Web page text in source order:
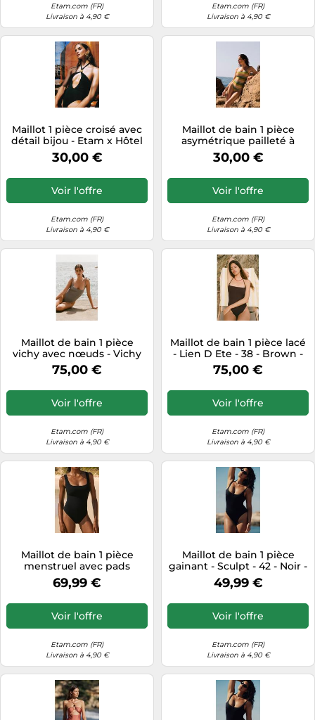
Etam.com (FR)
Livraison à 4,90 €
Etam.com (FR)
Livraison à 4,90 €
Maillot 1 pièce croisé avec
détail bijou - Etam x Hôtel
Mahfouf - Halo Swim - 36 -
Noir - Femme - Etam
30,00 €
Voir l'offre
Etam.com (FR)
Livraison à 4,90 €
Maillot de bain 1 pièce
asymétrique pailleté à
rayures - Zahara - 38 - Kaki -
Femme - Etam
30,00 €
Voir l'offre
Etam.com (FR)
Livraison à 4,90 €
Maillot de bain 1 pièce
vichy avec nœuds - Vichy
Plage - 38 - Marron Brun -
Femme - Etam
75,00 €
Voir l'offre
Etam.com (FR)
Livraison à 4,90 €
Maillot de bain 1 pièce lacé
- Lien D Ete - 38 - Brown -
Femme - Etam
75,00 €
Voir l'offre
Etam.com (FR)
Livraison à 4,90 €
Maillot de bain 1 pièce
menstruel avec pads
amovibles - Flux léger -
Period Swim - XL - Noir -
69,99 €
Voir l'offre
Etam.com (FR)
Livraison à 4,90 €
Maillot de bain 1 pièce
gainant - Sculpt - 42 - Noir -
Femme - Etam
49,99 €
Voir l'offre
Etam.com (FR)
Livraison à 4,90 €